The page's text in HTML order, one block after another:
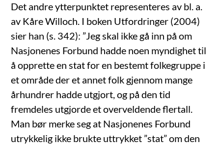
Det andre ytterpunktet representeres av bl. a.
av Kåre Willoch. I boken Utfordringer (2004)
sier han (s. 342): ”Jeg skal ikke gå inn på om
Nasjonenes Forbund hadde noen myndighet til
å opprette en stat for en bestemt folkegruppe i
et område der et annet folk gjennom mange
århundrer hadde utgjort, og på den tid
fremdeles utgjorde et overveldende flertall.
Man bør merke seg at Nasjonenes Forbund
utrykkelig ikke brukte uttrykket ”stat” om den